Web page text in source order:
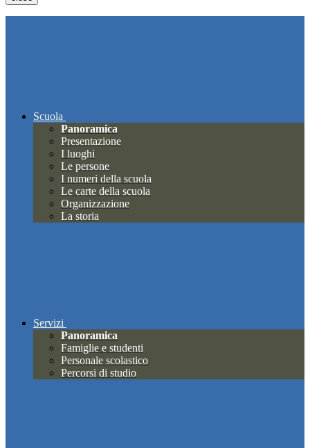
Scuola
Panoramica
Presentazione
I luoghi
Le persone
I numeri della scuola
Le carte della scuola
Organizzazione
La storia
Servizi
Panoramica
Famiglie e studenti
Personale scolastico
Percorsi di studio